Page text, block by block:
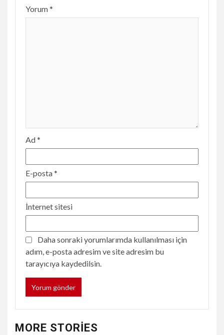
Yorum*
Ad*
E-posta*
İnternet sitesi
Daha sonraki yorumlarımda kullanılması için
adım, e-posta adresim ve site adresim bu
tarayıcıya kaydedilsin.
MORE STORIES